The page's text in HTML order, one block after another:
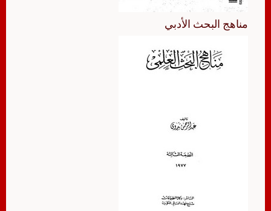
مناهج البحث الأدبي